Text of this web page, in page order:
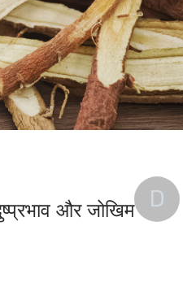
और जोखिम D